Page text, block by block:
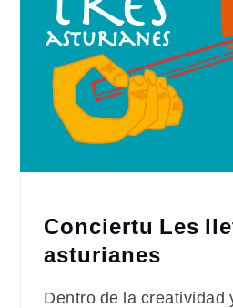
Conciertu Les
asturianes
Dentro de la creatividad